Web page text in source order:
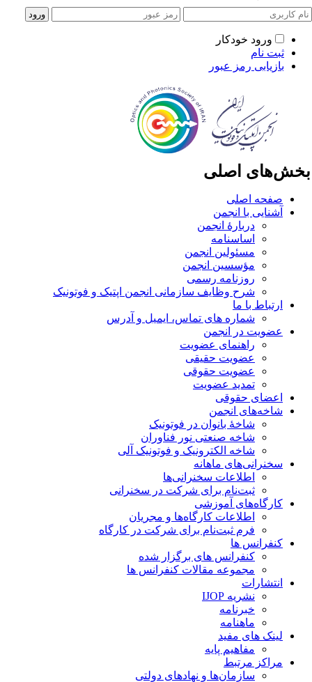
ورود خودکار
ثبت نام
بازیابی رمز عبور
اصلی
صفحه اصلی
آشنایی با انجمن
دربارۀ انجمن
اساسنامه
مسئولین انجمن
مؤسسین انجمن
روزنامه رسمی
شرح وظایف سازمانی انجمن اپتیک و فوتونیک
ارتباط با ما
شماره های تماس، ایمیل و آدرس
عضویت در انجمن
راهنمای عضویت
عضویت حقیقی
عضویت حقوقی
تمدید عضویت
اعضای حقوقی
شاخه‌های انجمن
شاخۀ بانوان در فوتونیک
شاخه صنعتی نور فناوران
شاخه‌ الکترونیک و فوتونیک آلی
سخنرانی‌های ماهانه
اطلاعات سخنرانی‌‌ها
ثبت‌نام برای شرکت در سخنرانی
کارگاه‌های آموزشی
اطلاعات کارگاه‌ها و مجریان
فرم ثبت‌نام برای شرکت در کارگاه
کنفرانس ها
کنفرانس های برگزار شده
مجموعه مقالات کنفرانس ها
انتشارات
نشریه IJOP
خبرنامه
ماهنامه
لینک های مفید
مفاهیم پایه
مراکز مرتبط
سازمان‌ها و نهادهای دولتی